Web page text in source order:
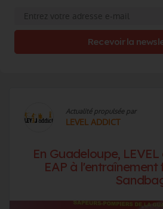
Actualité propulsée par
LEVEL ADDICT
En Guadeloupe,
EAP à l'entraînement
Recevoir la